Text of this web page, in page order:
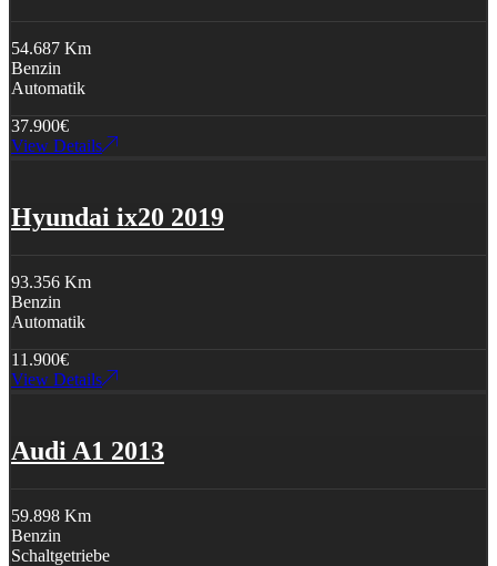
54.687 Km
Benzin
Automatik
37.900€
View Details
Hyundai ix20 2019
93.356 Km
Benzin
Automatik
11.900€
View Details
Audi A1 2013
59.898 Km
Benzin
Schaltgetriebe